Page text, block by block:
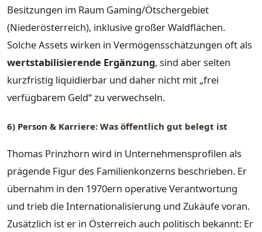
Besitzungen im Raum Gaming/Ötschergebiet
(Niederösterreich), inklusive großer Waldflächen.
Solche Assets wirken in Vermögensschätzungen oft als
wertstabilisierende Ergänzung, sind aber selten
kurzfristig liquidierbar und daher nicht mit „frei
verfügbarem Geld“ zu verwechseln.
6) Person & Karriere: Was öffentlich gut belegt ist
Thomas Prinzhorn wird in Unternehmensprofilen als
prägende Figur des Familienkonzerns beschrieben. Er
übernahm in den 1970ern operative Verantwortung
und trieb die Internationalisierung und Zukäufe voran.
Zusätzlich ist er in Österreich auch politisch bekannt: Er